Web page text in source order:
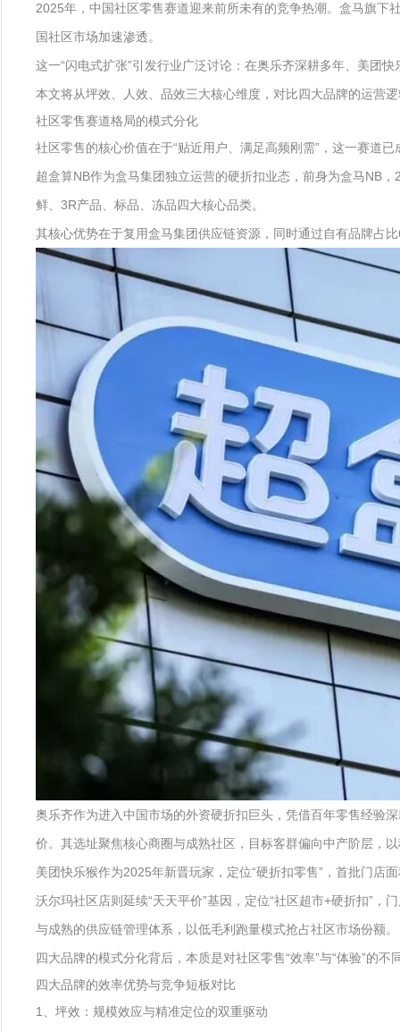
2025年，中国社区零售赛道迎来前所未有的竞争热潮。盒马旗下
国社区市场加速渗透。
这一“闪电式扩张”引发行业广泛讨论：在奥乐齐深耕多年、美团
本文将从坪效、人效、品效三大核心维度，对比四大品牌的运营
社区零售赛道格局的模式分化
社区零售的核心价值在于“贴近用户、满足高频刚需”，这一赛道
超盒算NB作为盒马集团独立运营的硬折扣业态，前身为盒马NB
鲜、3R产品、标品、冻品四大核心品类。
其核心优势在于复用盒马集团供应链资源，同时通过自有品牌占
奥乐齐作为进入中国市场的外资硬折扣巨头，凭借百年零售经验
价。其选址聚焦核心商圈与成熟社区，目标客群偏向中产阶层，
美团快乐猴作为2025年新晋玩家，定位“硬折扣零售”，首批门
沃尔玛社区店则延续“天天平价”基因，定位“社区超市+硬折扣”
与成熟的供应链管理体系，以低毛利跑量模式抢占社区市场份额。
四大品牌的模式分化背后，本质是对社区零售“效率”与“体验”
四大品牌的效率优势与竞争短板对比
1、坪效：规模效应与精准定位的双重驱动